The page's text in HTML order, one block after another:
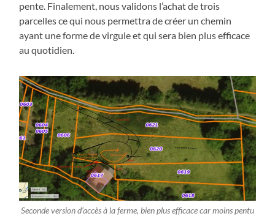
pente. Finalement, nous validons l’achat de trois
parcelles ce qui nous permettra de créer un chemin
ayant une forme de virgule et qui sera bien plus efficace
au quotidien.
Seconde version d’accès à la ferme, bien plus efficace car moins pentu